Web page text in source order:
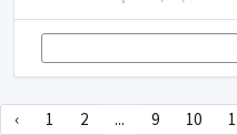
‹ 1 2 ... 9 10